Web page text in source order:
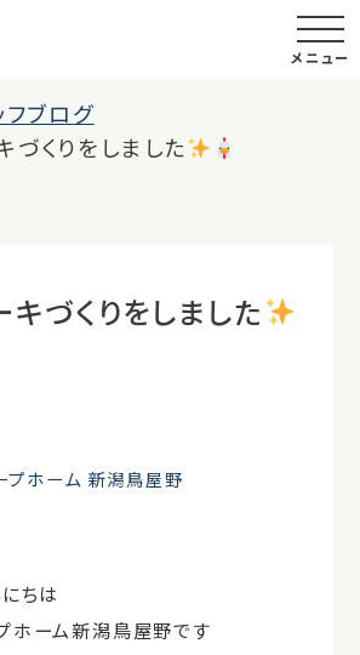
メニュー
フブログ
づくりをしました
キづくりをしました
プホーム 新潟鳥屋野
ちは
ホーム新潟鳥屋野です